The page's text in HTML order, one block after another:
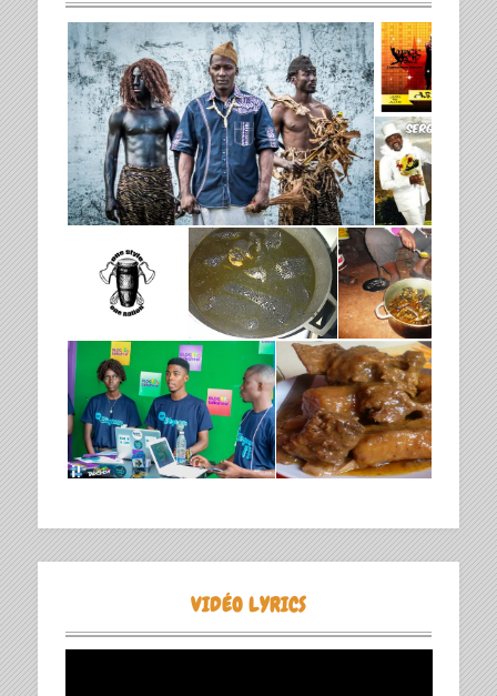
VIDÉO LYRICS